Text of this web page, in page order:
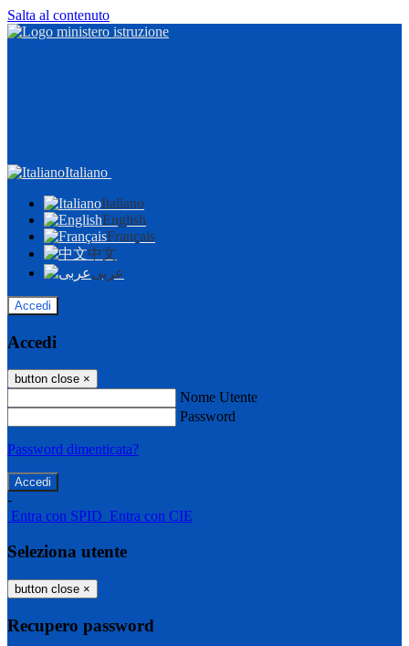
Salta al contenuto
Italiano
Italiano
English
Français
中文
عربى
Accedi
Accedi
button close ×
Nome Utente
Password
Password dimenticata?
-
Entra con SPID Entra con CIE
Seleziona utente
button close ×
Recupero password